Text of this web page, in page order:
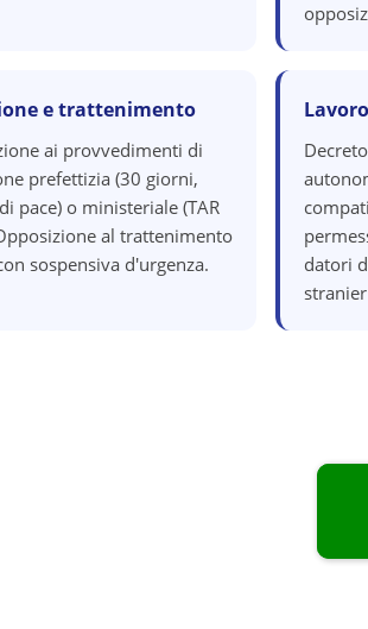
e trattenimento
ai provvedimenti di
prefettizia (30 giorni,
pace) o ministeriale (TAR
al trattenimento
sospensiva d'urgenza.
datori